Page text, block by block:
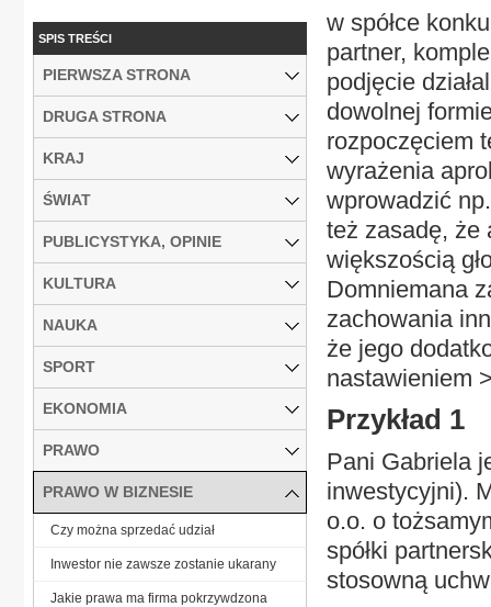
w spółce
partner,
podjęcie
dowolnej
rozpoczęciem
wyrażenia
wprowadzić
też zasadę, że
większością
Domniemana
zachowania
że jego
nastawieniem
Przykład 1
Pani Gabriela
inwestycyjni).
o.o. o
spółki
stosowną
SPIS TREŚCI
PIERWSZA STRONA
DRUGA STRONA
KRAJ
ŚWIAT
PUBLICYSTYKA, OPINIE
KULTURA
NAUKA
SPORT
EKONOMIA
PRAWO
PRAWO W BIZNESIE
Czy można sprzedać udział
Inwestor nie zawsze zostanie ukarany
Jakie prawa ma firma pokrzywdzona